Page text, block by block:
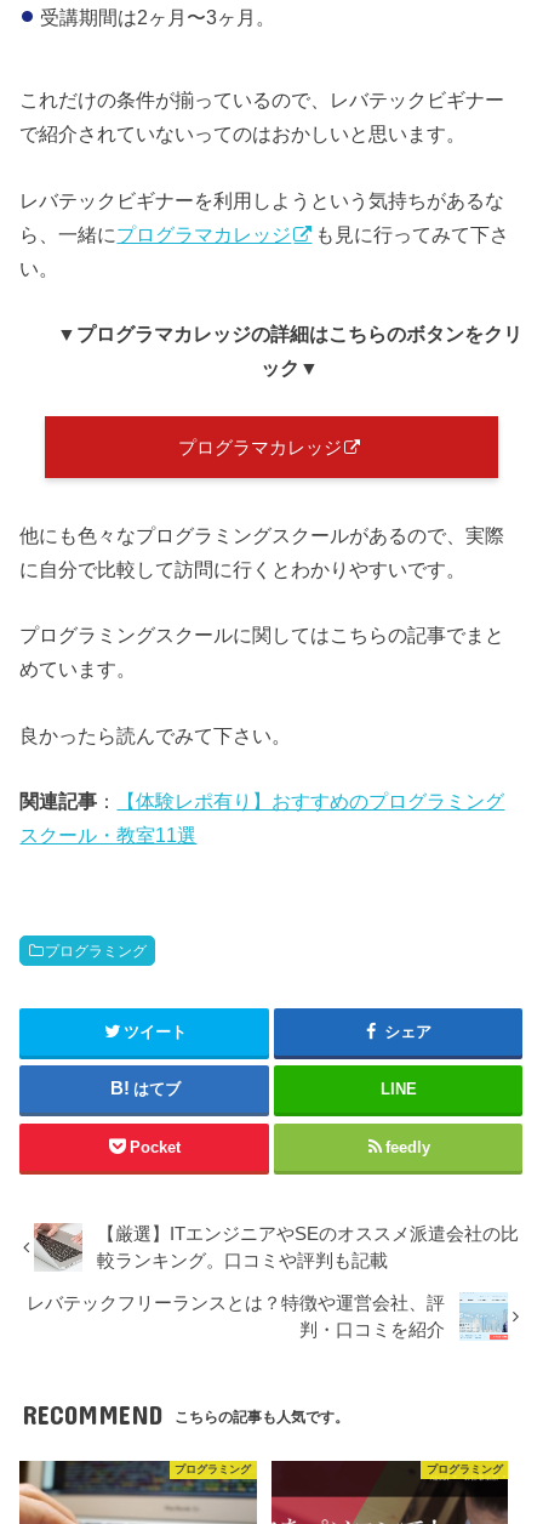
受講期間は2ヶ月〜3ヶ月。
これだけの条件が揃っているので、レバテックビギナー
で紹介されていないってのはおかしいと思います。
レバテックビギナーを利用しようという気持ちがあるな
ら、一緒にプログラマカレッジ
も見に行ってみて下さ
い。
▼プログラマカレッジの詳細はこちらのボタンをクリ
ック ▼
プログラマカレッジ
他にも色々なプログラミングスクールがあるので、実際
に自分で比較して訪問に行くとわかりやすいです。
プログラミングスクールに関してはこちらの記事でまと
めています。
良かったら読んでみて下さい。
関連記事 ：
【体験レポ有り】おすすめのプログラミング
スクール・教室11選
プログラミング
ツイート シェア
はてブ LINE
Pocket feedly
【厳選】ITエンジニアやSEのオススメ派遣会社の比
較ランキング。口コミや評判も記載
レバテックフリーランスとは？特徴や運営会社、評
判・口コミを紹介
RECOMMEND こちらの記事も人気です。
プログラミング プログラミング